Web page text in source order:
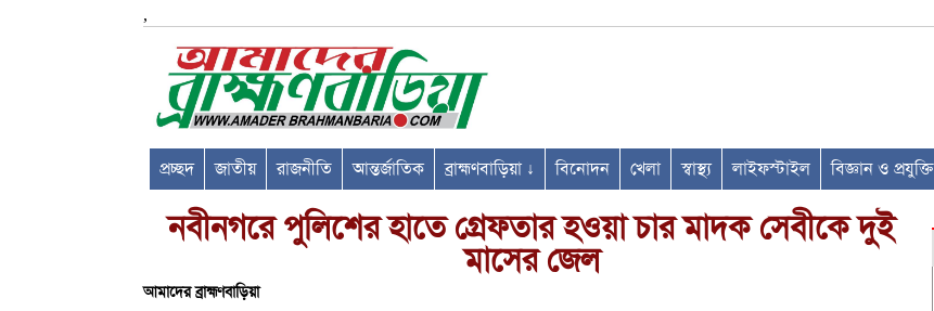
,
প্রচ্ছদ জাতীয় রাজনীতি আন্তর্জাতিক ব্রাহ্মণবাড়িয়া ↓ বিনোদন খেলা স্বাস্থ্য লাইফস্টাইল বিজ্ঞান ও প্রযুক্তি
নবীনগরে পুলিশের হাতে গ্রেফতার হওয়া চার মাদক সেবীকে দুই
মাসের জেল
আমাদের ব্রাহ্মণবাড়িয়া